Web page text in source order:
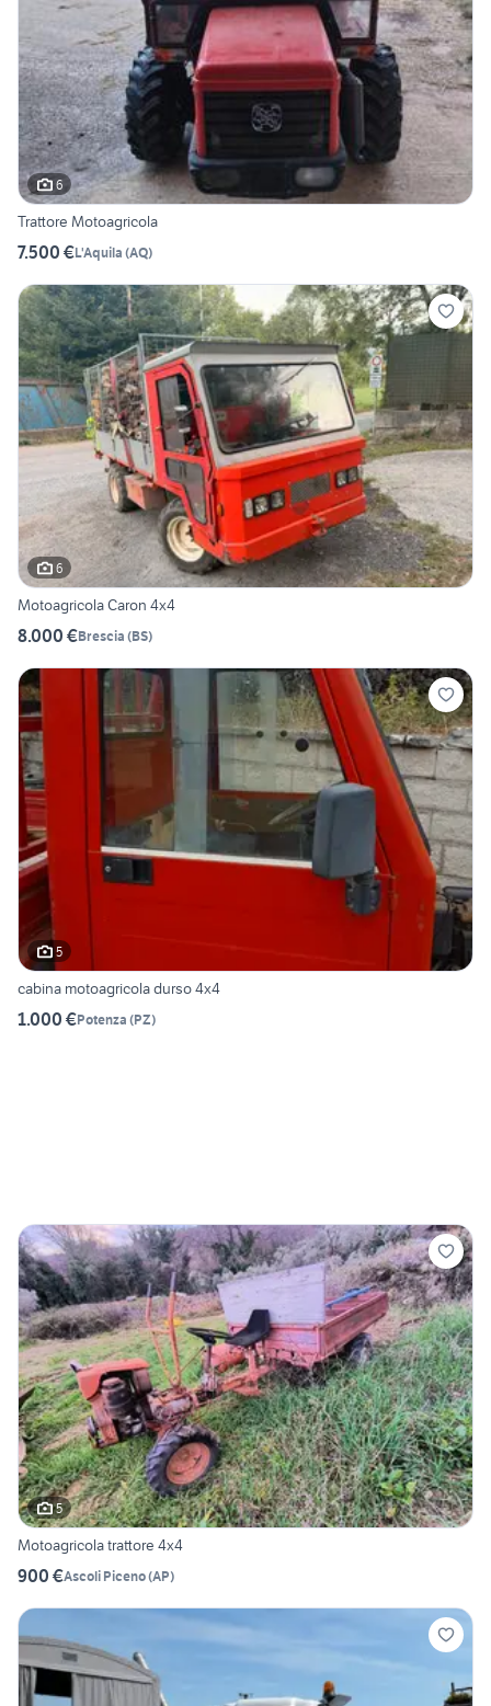
6
Trattore Motoagricola
7.500 €L'Aquila (AQ)
6
Motoagricola Caron 4x4
8.000 €Brescia (BS)
5
cabina motoagricola durso 4x4
1.000 €Potenza (PZ)
5
Motoagricola trattore 4x4
900 €Ascoli Piceno(AP)